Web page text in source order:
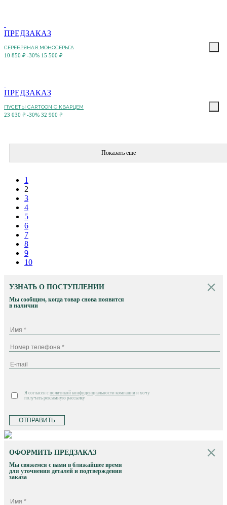
ПРЕДЗАКАЗ
СЕРЕБРЯНАЯ МОНОСЕРЬГА
10 850 ₽ -30% 15 500 ₽
ПРЕДЗАКАЗ
ПУСЕТЫ CARTOON С КВАРЦЕМ
23 030 ₽ -30% 32 900 ₽
Показать еще
1
2
3
4
5
6
7
8
9
10
УЗНАТЬ О ПОСТУПЛЕНИИ
Мы сообщим, когда товар снова появится
в наличии
Я согласен с политикой конфиденциальности компании и хочу
получать рекламную рассылку
ОТПРАВИТЬ
ОФОРМИТЬ ПРЕДЗАКАЗ
Мы свяжемся с вами в ближайшее время
для уточнения деталей и подтверждения
заказа